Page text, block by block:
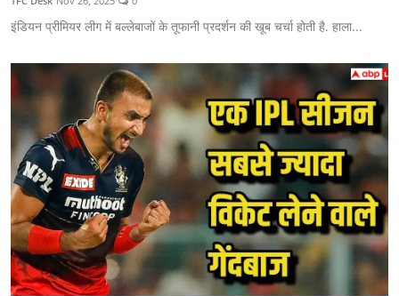
इंडियन प्रीमियर लीग में बल्लेबाजों के तूफानी प्रदर्शन की खूब चर्चा होती है. हाला...